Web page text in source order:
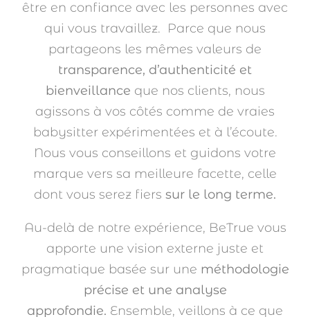
être en confiance avec les personnes avec
qui vous travaillez. Parce que nous
partageons les mêmes valeurs de
transparence, d’authenticité et
bienveillance que nos clients, nous
agissons à vos côtés comme de vraies
babysitter expérimentées et à l’écoute.
Nous vous conseillons et guidons votre
marque vers sa meilleure facette, celle
dont vous serez fiers sur le long terme.
Au-delà de notre expérience, BeTrue vous
apporte une vision externe juste et
pragmatique basée sur une méthodologie
précise et une analyse
approfondie. Ensemble, veillons à ce que